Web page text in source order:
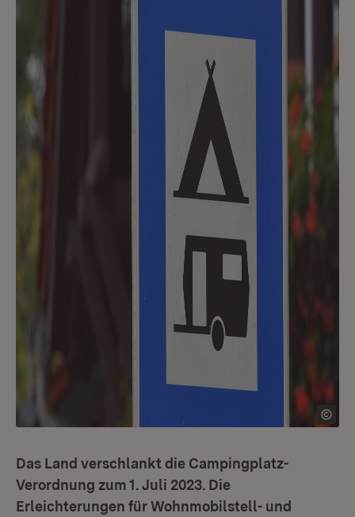
Das Land verschlankt die Campingplatz-
Verordnung zum 1. Juli 2023. Die
Erleichterungen für Wohnmobilstell- und